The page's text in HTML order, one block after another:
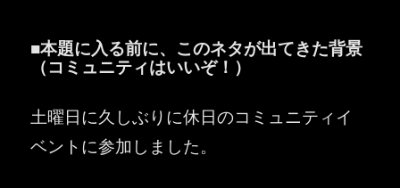
■本題に入る前に、このネタが出てきた背景
（コミュニティはいいぞ！）
土曜日に久しぶりに休日のコミュニティイ
ベントに参加しました。